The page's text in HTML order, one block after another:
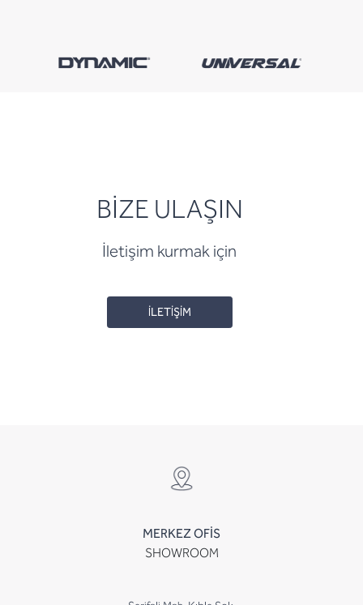
BİZE ULAŞIN
İletişim kurmak için
İLETİŞİM
MERKEZ OFİS
SHOWROOM